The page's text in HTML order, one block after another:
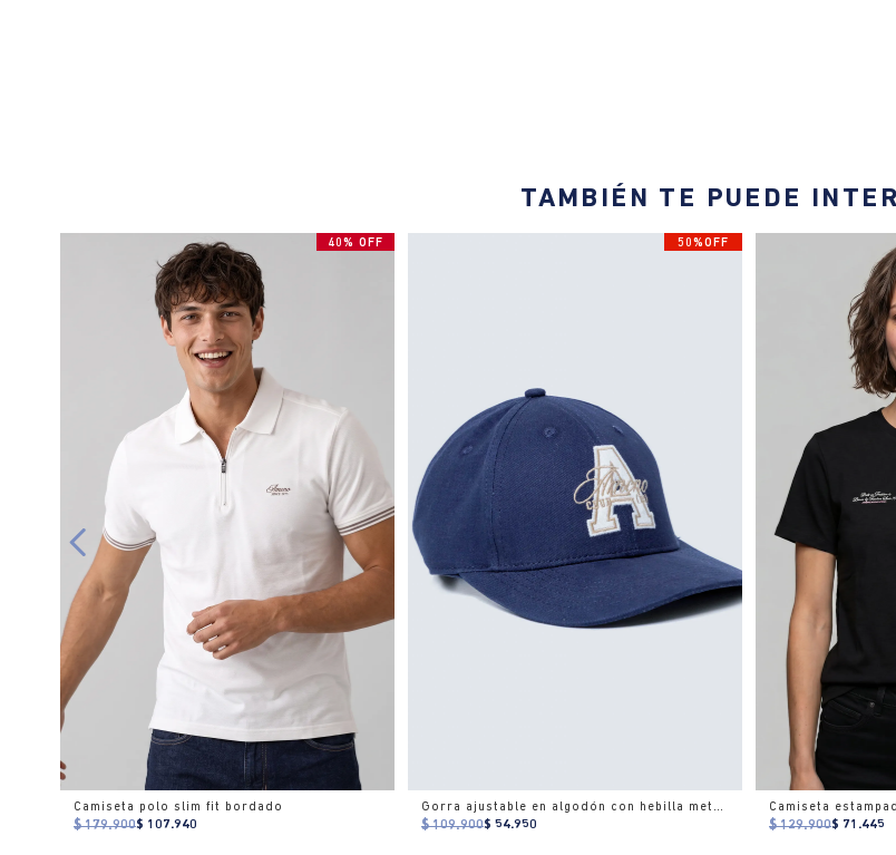
TAMBIÉN TE PUEDE
40% OFF
Camiseta polo slim fit bordado
$ 179.900$ 107.940
50%OFF
Gorra ajustable en algodón con hebilla metálica
$ 109.900$ 54.950 $ 129.900$ 71.445